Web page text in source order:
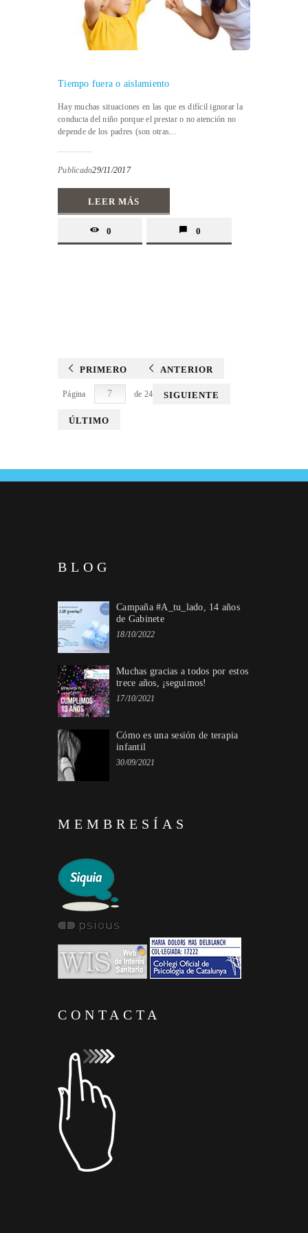
Tiempo fuera o aislamiento
Hay muchas situaciones en las que es difícil ignorar la
conducta del niño porque el prestar o no atención no
depende de los padres (son otras...
Publicado29/11/2017
LEER MÁS
0 0
PRIMERO ANTERIOR
Página de 24 SIGUIENTE
ÚLTIMO
BLOG
Campaña #A_tu_lado, 14 años
de Gabinete
18/10/2022
Muchas gracias a todos por estos
trece años, ¡seguimos!
17/10/2021
Cómo es una sesión de terapia
infantil
30/09/2021
MEMBRESÍAS
CONTACTA